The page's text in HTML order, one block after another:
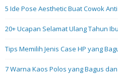
5 Ide Pose Aesthetic Buat Cowok
20+ Ucapan Selamat Ulang Tahun
Tips Memilih Jenis Case HP yang
7 Warna Kaos Polos yang Bagus